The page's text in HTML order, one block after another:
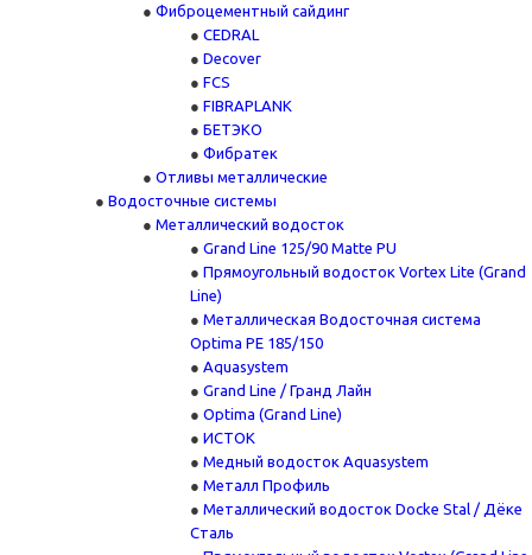
Фиброцементный сайдинг
CEDRAL
Decover
FCS
FIBRAPLANK
БЕТЭКО
Фибратек
Отливы металлические
Водосточные системы
Металлический водосток
Grand Line 125/90 Matte PU
Прямоугольный водосток Vortex Lite (Grand
Line)
Металлическая Водосточная система
Optima PE 185/150
Aquasystem
Grand Line / Гранд Лайн
Optima (Grand Line)
ИСТОК
Медный водосток Aquasystem
Металл Профиль
Металлический водосток Docke Stal / Дёке
Сталь